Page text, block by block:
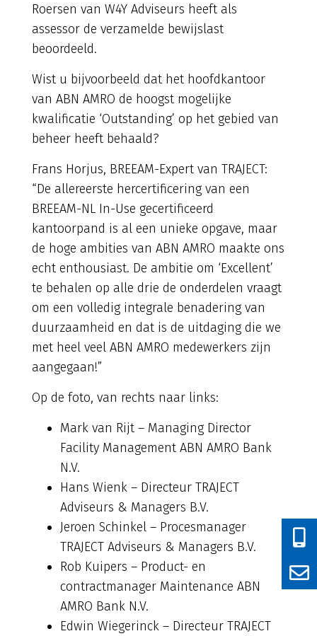
Roersen van W4Y Adviseurs heeft als
assessor de verzamelde bewijslast
beoordeeld.
Wist u bijvoorbeeld dat het hoofdkantoor
van ABN AMRO de hoogst mogelijke
kwalificatie ‘Outstanding’ op het gebied van
beheer heeft behaald?
Frans Horjus, BREEAM-Expert van TRAJECT:
“De allereerste hercertificering van een
BREEAM-NL In-Use gecertificeerd
kantoorpand is al een unieke opgave, maar
de hoge ambities van ABN AMRO maakte ons
echt enthousiast. De ambitie om ‘Excellent’
te behalen op alle drie de onderdelen vraagt
om een volledig integrale benadering van
duurzaamheid en dat is de uitdaging die we
met heel veel ABN AMRO medewerkers zijn
aangegaan!”
Op de foto, van rechts naar links:
Mark van Rijt – Managing Director
Facility Management ABN AMRO Bank
N.V.
Hans Wienk – Directeur TRAJECT
Adviseurs & Managers B.V.
Jeroen Schinkel – Procesmanager
TRAJECT Adviseurs & Managers B.V.
Rob Kuipers – Product- en
contractmanager Maintenance ABN
AMRO Bank N.V.
Edwin Wiegerinck – Directeur TRAJECT